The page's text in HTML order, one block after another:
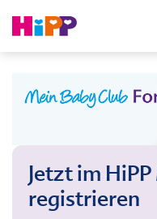
Jetzt im
registrieren